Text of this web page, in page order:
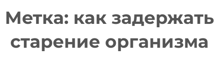
Метка: как задержать
старение организма